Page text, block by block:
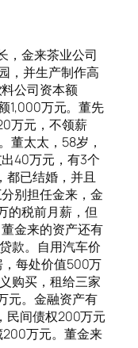
，金来茶业公司
，并生产制作高
公司资本额
1,000万元。董先
万元，不领薪
董太太，58岁，
40万元，有3个
都已结婚，并且
别担任金来，金
的税前月薪，但
金来的资产还有
款。自用汽车价
每处价值500万
购买，租给三家
元。金融资产有
民间债权200万元
200万元。董金来